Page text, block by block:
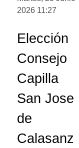
2026 11:27
Elección
Consejo
Capilla
San Jose
de
Calasanz